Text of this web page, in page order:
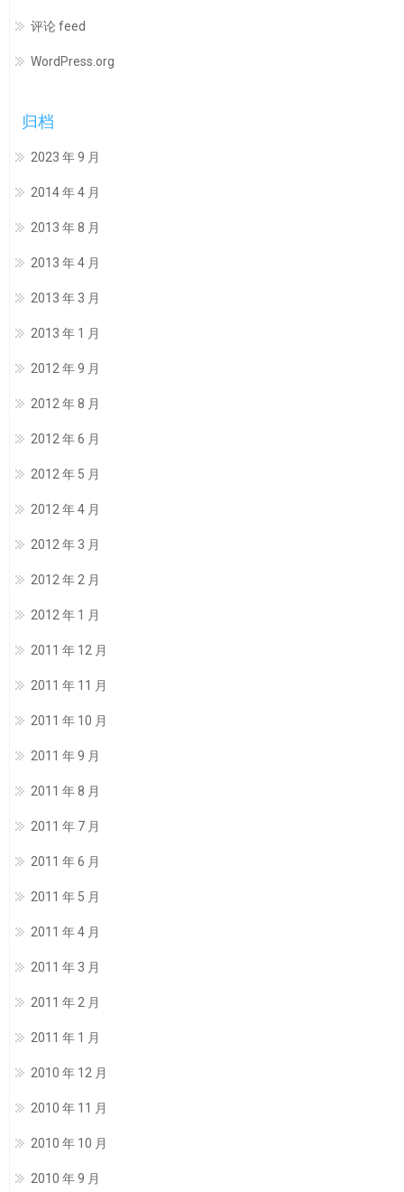
评论 feed
WordPress.org
归档
2023 年 9 月
2014 年 4 月
2013 年 8 月
2013 年 4 月
2013 年 3 月
2013 年 1 月
2012 年 9 月
2012 年 8 月
2012 年 6 月
2012 年 5 月
2012 年 4 月
2012 年 3 月
2012 年 2 月
2012 年 1 月
2011 年 12 月
2011 年 11 月
2011 年 10 月
2011 年 9 月
2011 年 8 月
2011 年 7 月
2011 年 6 月
2011 年 5 月
2011 年 4 月
2011 年 3 月
2011 年 2 月
2011 年 1 月
2010 年 12 月
2010 年 11 月
2010 年 10 月
2010 年 9 月